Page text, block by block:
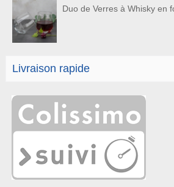
Duo de Verres à Whisky en
Livraison rapide